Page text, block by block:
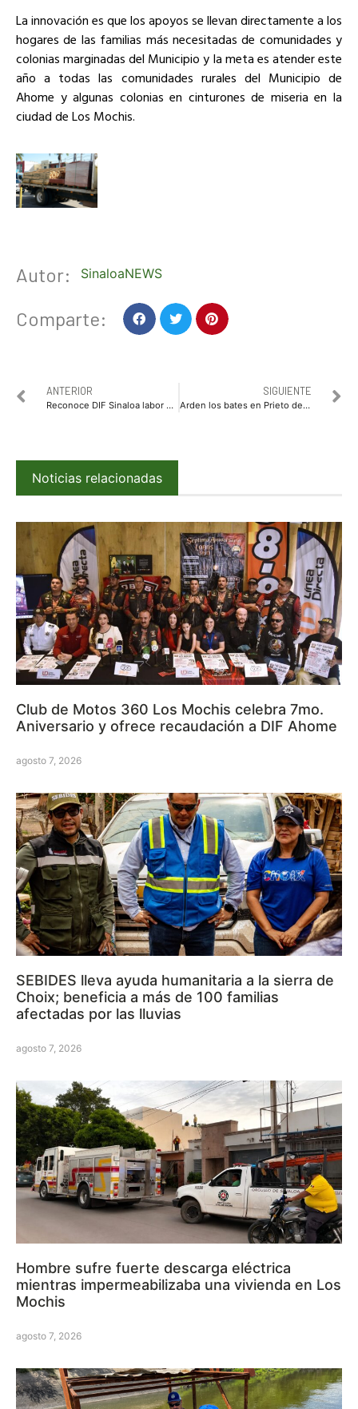
La innovación es que los apoyos se llevan directamente a los
hogares de las familias más necesitadas de comunidades y
colonias marginadas del Municipio y la meta es atender este
año a todas las comunidades rurales del Municipio de
Ahome y algunas colonias en cinturones de miseria en la
ciudad de Los Mochis.
Autor: SinaloaNEWS
Comparte:
ANTERIOR
Reconoce DIF Sinaloa labor del personal de enfermería
SIGUIENTE
Arden los bates en Prieto de semifinales
Noticias relacionadas
Club de Motos 360 Los Mochis celebra 7mo.
Aniversario y ofrece recaudación a DIF Ahome
agosto 7, 2026
SEBIDES lleva ayuda humanitaria a la sierra de
Choix; beneficia a más de 100 familias
afectadas por las lluvias
agosto 7, 2026
Hombre sufre fuerte descarga eléctrica
mientras impermeabilizaba una vivienda en Los
Mochis
agosto 7, 2026